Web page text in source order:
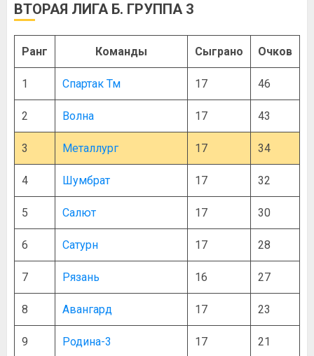
ВТОРАЯ ЛИГА Б. ГРУППА 3
Ранг Команды Сыграно Очков
1 Спартак Тм 17 46
2 Волна 17 43
3 Металлург 17 34
4 Шумбрат 17 32
5 Салют 17 30
6 Сатурн 17 28
7 Рязань 16 27
8 Авангард 17 23
9 Родина-3 17 21